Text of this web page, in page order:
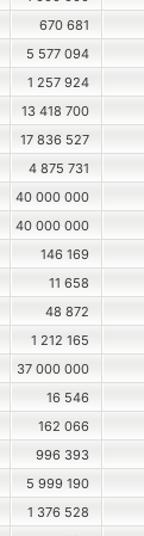
670 681
5 577 094
1 257 924
13 418 700
17 836 527
4 875 731
40 000 000
40 000 000
146 169
11 658
48 872
1 212 165
37 000 000
16 546
162 066
996 393
5 999 190
1 376 528